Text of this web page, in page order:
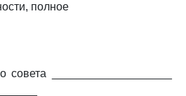
полное
совета ___________________